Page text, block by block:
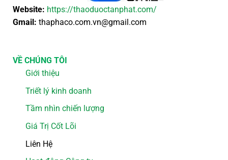
Website: https://thaoduoctanphat.com/
Gmail: thaphaco.com.vn@gmail.com
VỀ CHÚNG TÔI
Giới thiệu
Triết lý kinh doanh
Tầm nhìn chiến lượng
Giá Trị Cốt Lõi
Liên Hệ